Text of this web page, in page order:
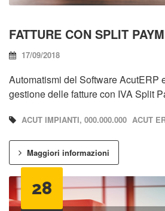
FATTURE CON SPLIT
17/09/2018
Automatismi del Software AcutERP
gestione delle fatture con IVA Split
ACUT IMPIANTI, 000.000.000 ACUT
Maggiori informazioni
28